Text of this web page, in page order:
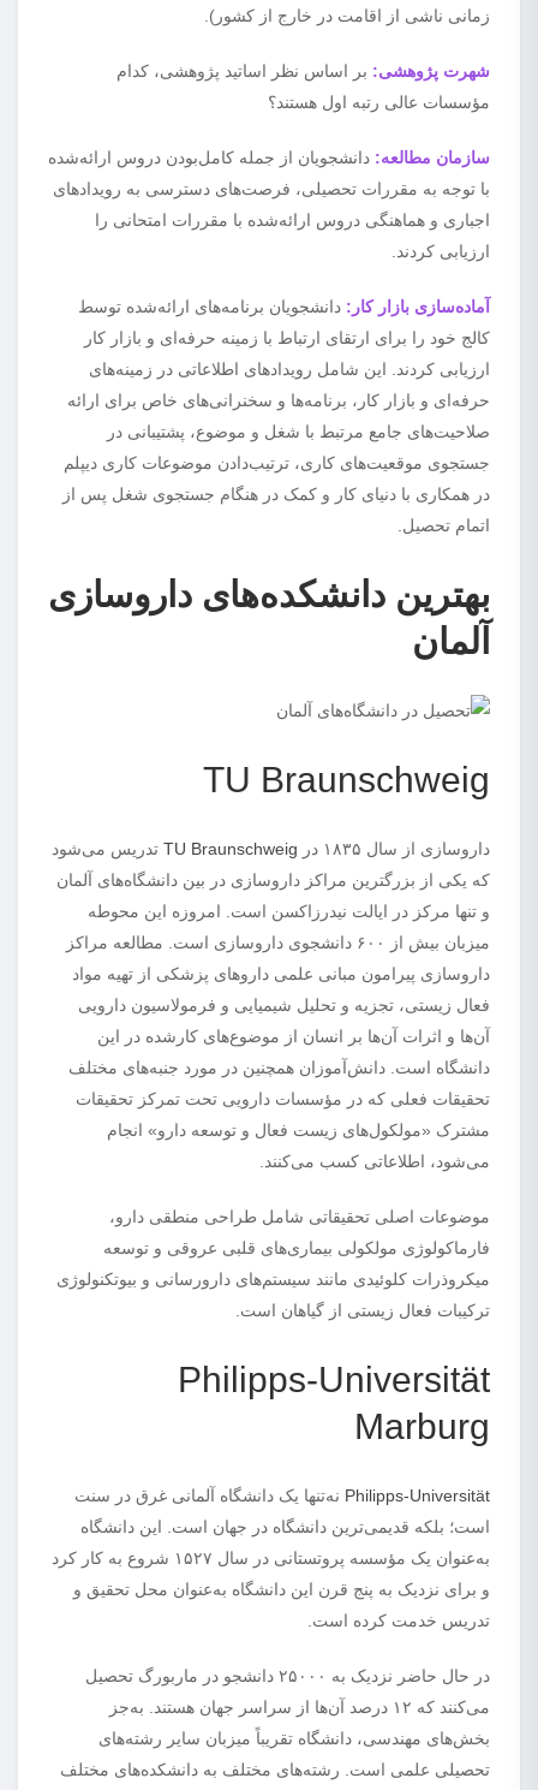
زمانی ناشی از اقامت در خارج از کشور).
شهرت پژوهشی: بر اساس نظر اساتید پژوهشی، کدام
مؤسسات عالی رتبه اول هستند؟
سازمان مطالعه: دانشجویان از جمله کامل‌بودن دروس ارائه‌شده
با توجه به مقررات تحصیلی، فرصت‌های دسترسی به رویدادهای
اجباری و هماهنگی دروس ارائه‌شده با مقررات امتحانی را
ارزیابی کردند.
آماده‌سازی بازار کار: دانشجویان برنامه‌های ارائه‌شده توسط
کالج خود را برای ارتقای ارتباط با زمینه حرفه‌ای و بازار کار
ارزیابی کردند. این شامل رویدادهای اطلاعاتی در زمینه‌های
حرفه‌ای و بازار کار، برنامه‌ها و سخنرانی‌های خاص برای ارائه
صلاحیت‌های جامع مرتبط با شغل و موضوع، پشتیبانی در
جستجوی موقعیت‌های کاری، ترتیب‌دادن موضوعات کاری دیپلم
در همکاری با دنیای کار و کمک در هنگام جستجوی شغل پس از
اتمام تحصیل.
بهترین دانشکده‌های داروسازی
آلمان
TU Braunschweig
داروسازی از سال ۱۸۳۵ در TU Braunschweig تدریس می‌شود
که یکی از بزرگترین مراکز داروسازی در بین دانشگاه‌های آلمان
و تنها مرکز در ایالت نیدرزاکسن است. امروزه این محوطه
میزبان بیش از ۶۰۰ دانشجوی داروسازی است. مطالعه مراکز
داروسازی پیرامون مبانی علمی داروهای پزشکی از تهیه مواد
فعال زیستی، تجزیه و تحلیل شیمیایی و فرمولاسیون دارویی
آن‌ها و اثرات آن‌ها بر انسان از موضوع‌های کارشده در این
دانشگاه است. دانش‌آموزان همچنین در مورد جنبه‌های مختلف
تحقیقات فعلی که در مؤسسات دارویی تحت تمرکز تحقیقات
مشترک «مولکول‌های زیست فعال و توسعه دارو» انجام
می‌شود، اطلاعاتی کسب می‌کنند.
موضوعات اصلی تحقیقاتی شامل طراحی منطقی دارو،
فارماکولوژی مولکولی بیماری‌های قلبی عروقی و توسعه
میکروذرات کلوئیدی مانند سیستم‌های دارورسانی و بیوتکنولوژی
ترکیبات فعال زیستی از گیاهان است.
Philipps-Universität
Marburg
Philipps-Universität نه‌تنها یک دانشگاه آلمانی غرق در سنت
است؛ بلکه قدیمی‌ترین دانشگاه در جهان است. این دانشگاه
به‌عنوان یک مؤسسه پروتستانی در سال ۱۵۲۷ شروع به کار کرد
و برای نزدیک به پنج قرن این دانشگاه به‌عنوان محل تحقیق و
تدریس خدمت کرده است.
در حال حاضر نزدیک به ۲۵۰۰۰ دانشجو در ماربورگ تحصیل
می‌کنند که ۱۲ درصد آن‌ها از سراسر جهان هستند. به‌جز
بخش‌های مهندسی، دانشگاه تقریباً میزبان سایر رشته‌های
تحصیلی علمی است. رشته‌های مختلف به دانشکده‌های مختلف